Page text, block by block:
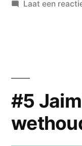
in
Laat een
#5